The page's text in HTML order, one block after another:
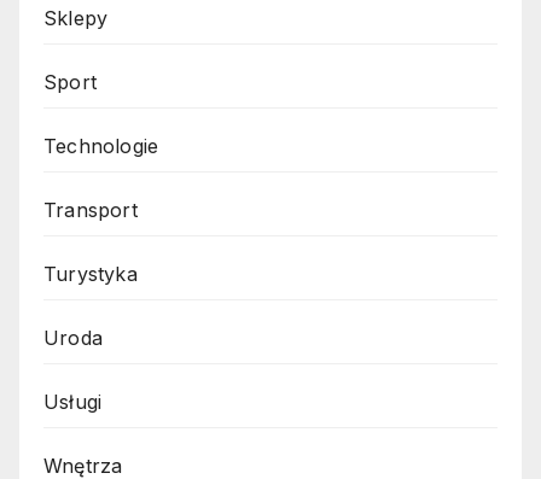
Sklepy
Sport
Technologie
Transport
Turystyka
Uroda
Usługi
Wnętrza